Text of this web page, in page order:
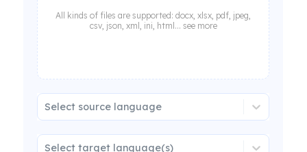
All kinds of files are supported: docx, xlsx, pdf, jpeg,
csv, json, xml, ini, html... see more
Select source language
Select target language(s)